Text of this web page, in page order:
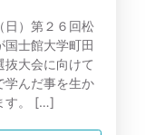
日）第２６回松
士館大学町田
抜大会に向けて
学んだ事を生か
す。 […]